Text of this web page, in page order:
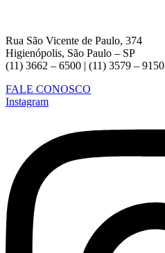
Rua São Vicente de Paulo, 374
Higienópolis, São Paulo – SP
(11) 3662 – 6500 | (11) 3579 – 9150
FALE CONOSCO
Instagram